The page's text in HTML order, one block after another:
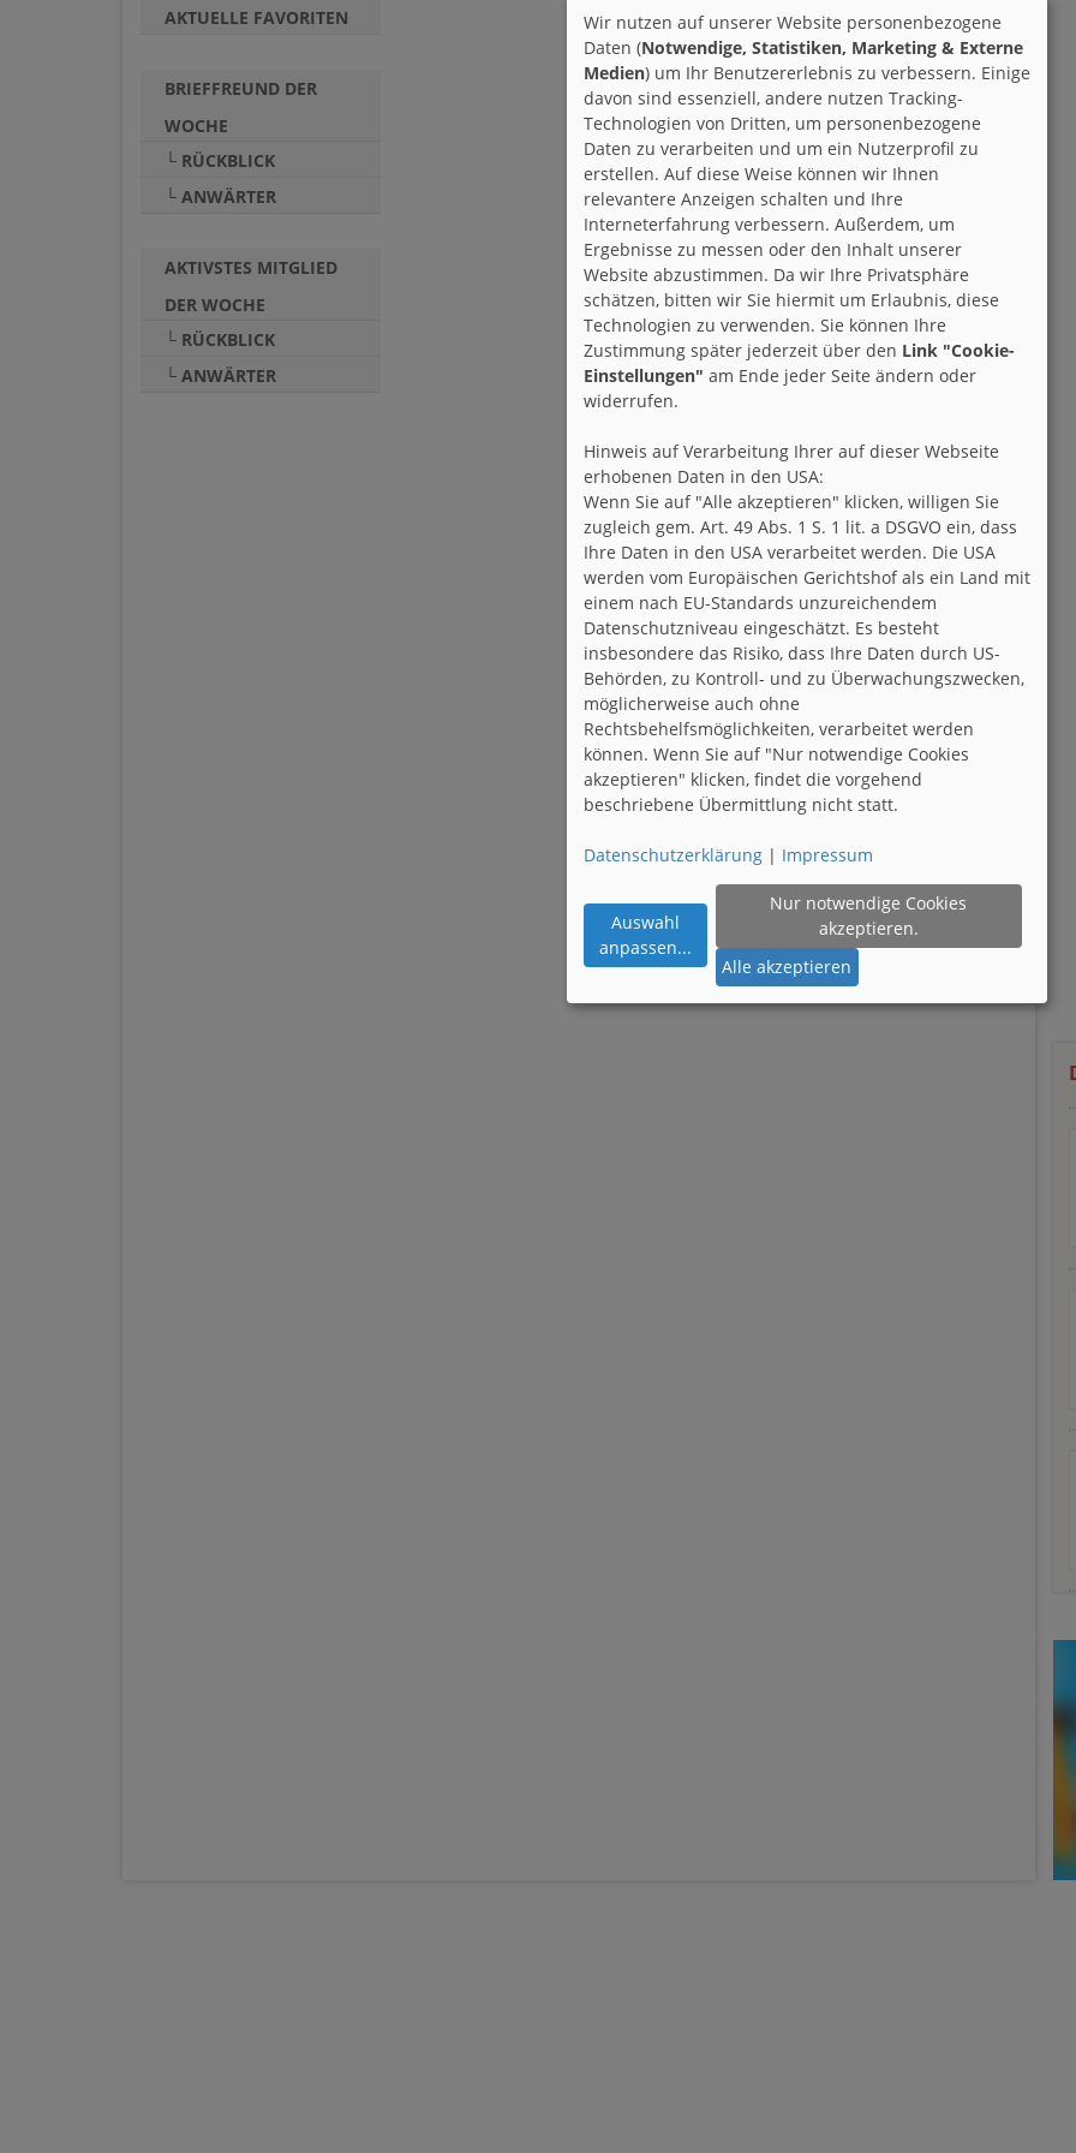
AKTUELLE FAVORITEN
BRIEFFREUND DER
WOCHE
└ RÜCKBLICK
└ ANWÄRTER
AKTIVSTES MITGLIED
DER WOCHE
└ RÜCKBLICK
└ ANWÄRTER
Wir nutzen auf unserer Website personenbezogene
Daten (Notwendige, Statistiken, Marketing & Externe
Medien) um Ihr Benutzererlebnis zu verbessern. Einige
davon sind essenziell, andere nutzen Tracking-
Technologien von Dritten, um personenbezogene
Daten zu verarbeiten und um ein Nutzerprofil zu
erstellen. Auf diese Weise können wir Ihnen
relevantere Anzeigen schalten und Ihre
Interneterfahrung verbessern. Außerdem, um
Ergebnisse zu messen oder den Inhalt unserer
Website abzustimmen. Da wir Ihre Privatsphäre
schätzen, bitten wir Sie hiermit um Erlaubnis, diese
Technologien zu verwenden. Sie können Ihre
Zustimmung später jederzeit über den Link "Cookie-
Einstellungen" am Ende jeder Seite ändern oder
widerrufen.
Hinweis auf Verarbeitung Ihrer auf dieser Webseite
erhobenen Daten in den USA:
Wenn Sie auf "Alle akzeptieren" klicken, willigen Sie
zugleich gem. Art. 49 Abs. 1 S. 1 lit. a DSGVO ein, dass
Ihre Daten in den USA verarbeitet werden. Die USA
werden vom Europäischen Gerichtshof als ein Land mit
einem nach EU-Standards unzureichendem
Datenschutzniveau eingeschätzt. Es besteht
insbesondere das Risiko, dass Ihre Daten durch US-
Behörden, zu Kontroll- und zu Überwachungszwecken,
möglicherweise auch ohne
Rechtsbehelfsmöglichkeiten, verarbeitet werden
können. Wenn Sie auf "Nur notwendige Cookies
akzeptieren" klicken, findet die vorgehend
beschriebene Übermittlung nicht statt.
Datenschutzerklärung | Impressum
Auswahl
anpassen...
Nur notwendige Cookies
akzeptieren.
Alle akzeptieren